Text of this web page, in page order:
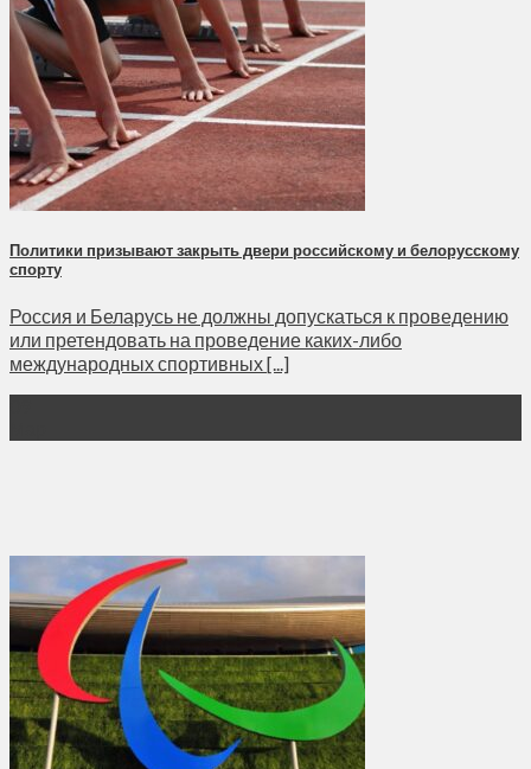
Политики призывают закрыть двери российскому и белорусскому
спорту
Россия и Беларусь не должны допускаться к проведению
или претендовать на проведение каких-либо
международных спортивных [...]